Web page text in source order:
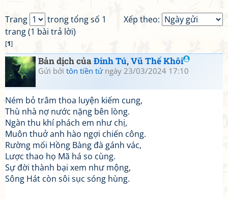
Xếp theo:
Trang
trong tổng số 1
trang (1 bài trả lời)
[1]
Bản dịch củaĐinh Tú,Vũ Thế Khôi
Gửi bởi tôn tiền tửngày 23/03/2024 17:10
Ném bỏ trâm thoa luyện kiếm cung,
Thù nhà nợ nước nặng bên lòng.
Ngàn thu khí phách em như chị,
Muôn thuở anh hào ngợi chiến công.
Rường mối Hồng Bàng đà gánh vác,
Lược thao họ Mã há so cùng.
Sự đời thành bại xem như mộng,
Sông Hát còn sôi sục sóng hùng.